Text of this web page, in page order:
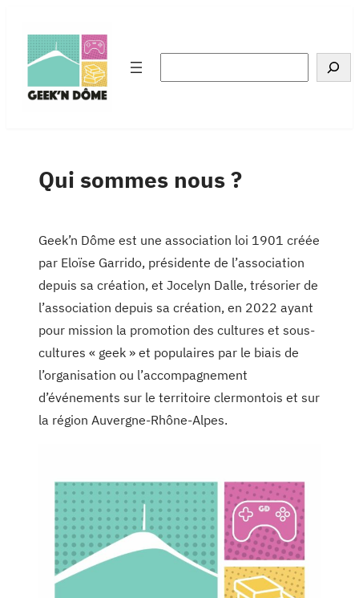
contenu
Qui sommes nous ?
Geek’n Dôme est une association loi 1901 créée
par Eloïse Garrido, présidente de l’association
depuis sa création, et Jocelyn Dalle, trésorier de
l’association depuis sa création, en 2022 ayant
pour mission la promotion des cultures et sous-
cultures « geek » et populaires par le biais de
l’organisation ou l’accompagnement
d’événements sur le territoire clermontois et sur
la région Auvergne-Rhône-Alpes.